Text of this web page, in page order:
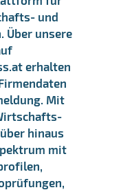
und
Über unsere
erhalten
Mit
hinaus
mit